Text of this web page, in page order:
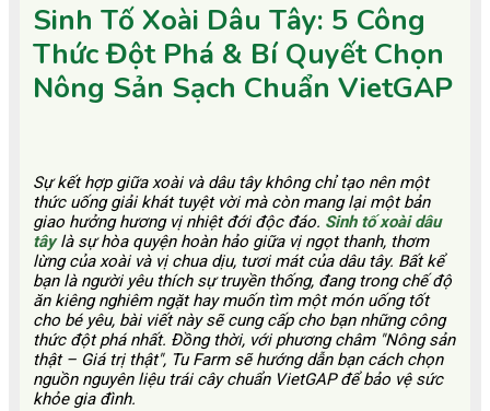
Sự kết hợp giữa xoài và dâu tây không chỉ tạo nên một
thức uống giải khát tuyệt vời mà còn mang lại một bản
giao hưởng hương vị nhiệt đới độc đáo. Sinh tố xoài dâu
tâylà sự hòa quyện hoàn hảo giữa vị ngọt thanh, thơm
lừng của xoài và vị chua dịu, tươi mát của dâu tây. Bất kể
bạn là người yêu thích sự truyền thống, đang trong chế độ
ăn kiêng nghiêm ngặt hay muốn tìm một món uống tốt
cho bé yêu, bài viết này sẽ cung cấp cho bạn những công
thức đột phá nhất. Đồng thời, với phương châm "Nông sản
thật – Giá trị thật", Tu Farm sẽ hướng dẫn bạn cách chọn
nguồn nguyên liệu trái cây chuẩn VietGAP để bảo vệ sức
khỏe gia đình.
Sinh Tố Xoài Dâu Tây: 5 Công
Thức Đột Phá & Bí Quyết Chọn
Nông Sản Sạch Chuẩn VietGAP